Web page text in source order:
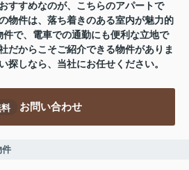
すすめなのが、こちらのアパートで
物件は、落ち着きのある室内が魅力的
で、電車での通勤にも便利な立地で
だからこそご紹介できる物件がありま
探しなら、当社にお任せください。
お問い合わせ
件